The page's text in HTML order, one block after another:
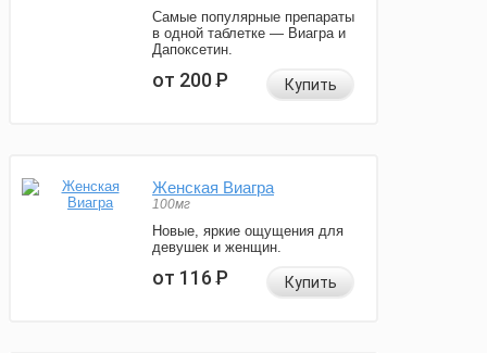
Самые популярные препараты
в одной таблетке — Виагра и
Дапоксетин.
от 200Р Купить
Женская Виагра
100мг
Новые, яркие ощущения для
девушек и женщин.
от 116Р Купить